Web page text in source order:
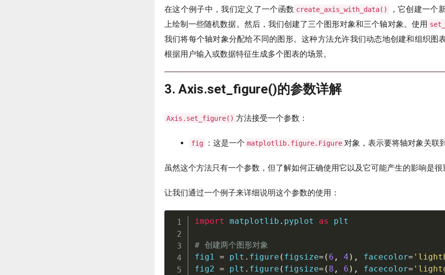
在这个例子中，我们定义了一个函数 create_axis_with_data()
，它创建一个
上绘制一些随机数据。然后，我们创建了三个图形对象和三个轴对象。使用
我们将每个轴对象分配给不同的图形。这种方法允许我们动态地创建和组织图
根据用户输入或数据特征生成多个图表的场景。
3. Axis.set_figure()的参数详解
Axis.set_figure() 方法接受一个参数：
fig ：这是一个 matplotlib.figure.Figure 对象，表示要将轴对象关联
虽然这个方法只有一个参数，但了解如何正确使用它以及它可能产生的影响是很
让我们通过一个例子来详细说明这个参数的使用：
import matplotlib . pyplot as plt
# 创建两个图形对象
fig1 = plt . figure ( figsize= ( 6 , 4 ) , facecolor=
fig2 = plt . figure ( figsize= ( 8 , 6 ) , facecolor=